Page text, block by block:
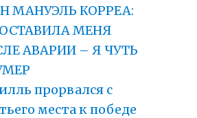
МАНУЭЛЬ КОРРЕА:
МЕНЯ
АВАРИИ – Я ЧУТЬ
прорвался с
места к победе